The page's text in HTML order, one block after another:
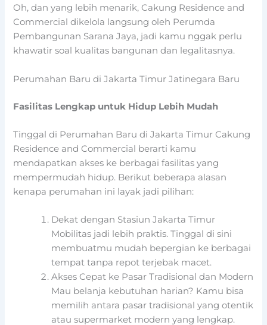
Oh, dan yang lebih menarik, Cakung Residence and
Commercial dikelola langsung oleh Perumda
Pembangunan Sarana Jaya, jadi kamu nggak perlu
khawatir soal kualitas bangunan dan legalitasnya.
Perumahan Baru di Jakarta Timur Jatinegara Baru
Fasilitas Lengkap untuk Hidup Lebih Mudah
Tinggal di Perumahan Baru di Jakarta Timur Cakung
Residence and Commercial berarti kamu
mendapatkan akses ke berbagai fasilitas yang
mempermudah hidup. Berikut beberapa alasan
kenapa perumahan ini layak jadi pilihan:
Dekat dengan Stasiun Jakarta Timur
Mobilitas jadi lebih praktis. Tinggal di sini
membuatmu mudah bepergian ke berbagai
tempat tanpa repot terjebak macet.
Akses Cepat ke Pasar Tradisional dan Modern
Mau belanja kebutuhan harian? Kamu bisa
memilih antara pasar tradisional yang otentik
atau supermarket modern yang lengkap.